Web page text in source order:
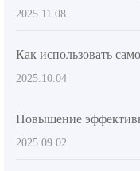
2025.11.08
2025.10.04
2025.09.02